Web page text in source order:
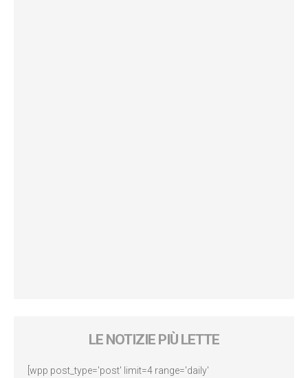
LE NOTIZIE PIÙ LETTE
[wpp post_type='post' limit=4 range='daily'